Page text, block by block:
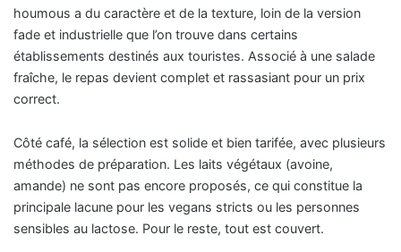
houmous a du caractère et de la texture, loin de la version
fade et industrielle que l’on trouve dans certains
établissements destinés aux touristes. Associé à une salade
fraîche, le repas devient complet et rassasiant pour un prix
correct.
Côté café, la sélection est solide et bien tarifée, avec plusieurs
méthodes de préparation. Les laits végétaux (avoine,
amande) ne sont pas encore proposés, ce qui constitue la
principale lacune pour les vegans stricts ou les personnes
sensibles au lactose. Pour le reste, tout est couvert.